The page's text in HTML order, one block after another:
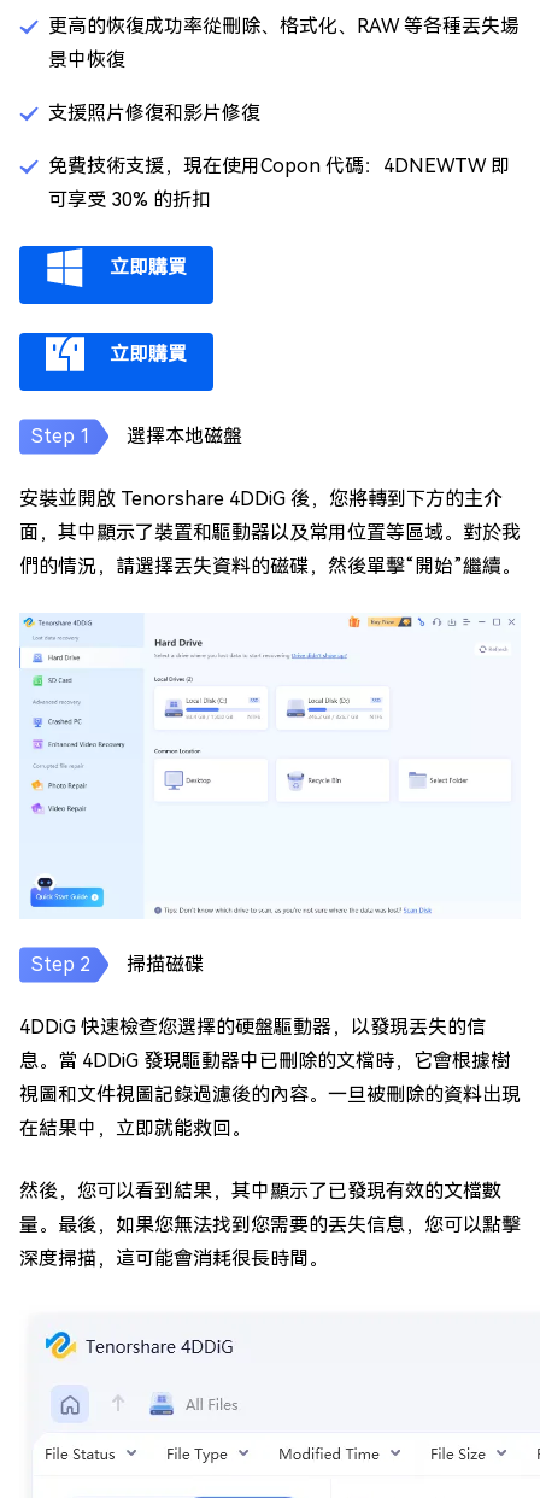
更高的恢復成功率從刪除、格式化、RAW 等各種丟失場
景中恢復
支援照片修復和影片修復
免費技術支援，現在使用Copon 代碼：4DNEWTW 即
可享受 30% 的折扣
立即購買
立即購買
選擇本地磁盤
安裝並開啟 Tenorshare 4DDiG 後，您將轉到下方的主介
面，其中顯示了裝置和驅動器以及常用位置等區域。對於我
們的情況，請選擇丟失資料的磁碟，然後單擊“開始”繼續。
掃描磁碟
4DDiG 快速檢查您選擇的硬盤驅動器，以發現丟失的信
息。當 4DDiG 發現驅動器中已刪除的文檔時，它會根據樹
視圖和文件視圖記錄過濾後的內容。一旦被刪除的資料出現
在結果中，立即就能救回。
然後，您可以看到結果，其中顯示了已發現有效的文檔數
量。最後，如果您無法找到您需要的丟失信息，您可以點擊
深度掃描，這可能會消耗很長時間。